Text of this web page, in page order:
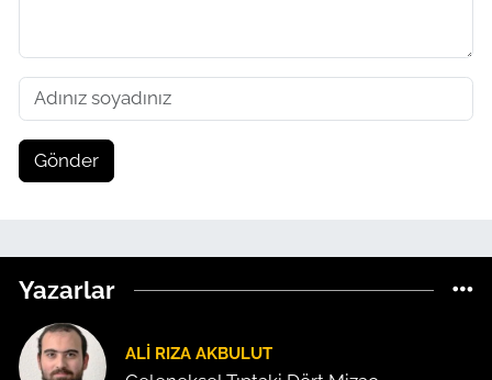
Gönder
Yazarlar
ALI RIZA AKBULUT